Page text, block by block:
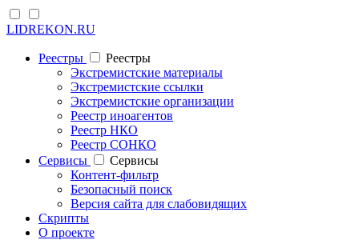
LIDREKON.RU
Реестры
Реестры
Экстремистские материалы
Экстремистские ссылки
Экстремистские организации
Реестр иноагентов
Реестр НКО
Реестр СОНКО
Cервисы
Cервисы
Контент-фильтр
Безопасный поиск
Версия сайта для слабовидящих
Скрипты
О проекте